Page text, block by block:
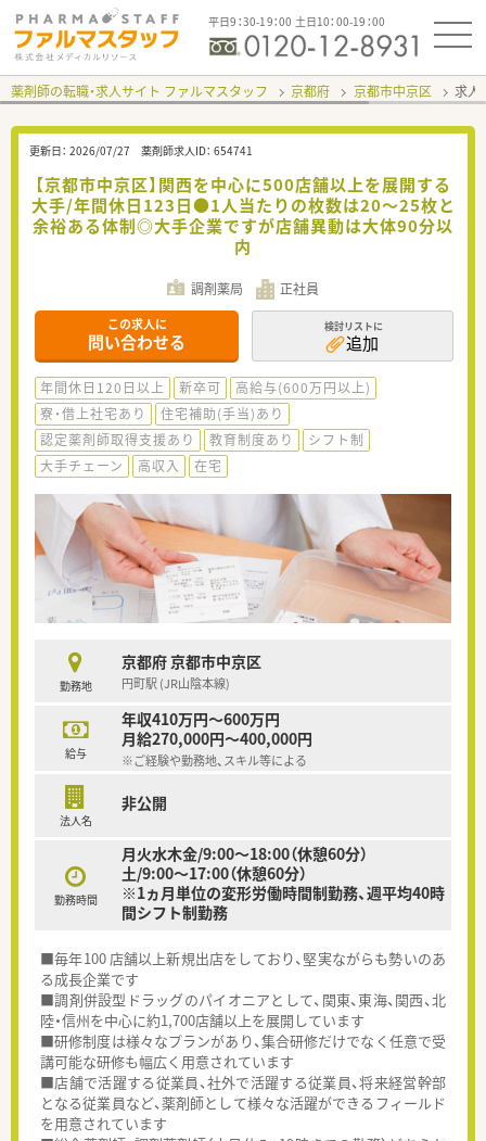
平日9：30-19：00 土日10：00-19：00
薬剤師の転職・求人サイト ファルマスタッフ 京都府 京都市中京区 求人
更新日： 2026/07/27 薬剤師求人ID： 654741
【京都市中京区】関西を中心に500店舗以上を展開する
大手/年間休日123日●1人当たりの枚数は20～25枚と
余裕ある体制◎大手企業ですが店舗異動は大体90分以
内
調剤薬局 正社員
この求人に
問い合わせる
検討リストに
追加
年間休日120日以上 新卒可
高給与(600万円以上)
寮・借上社宅あり
住宅補助(手当)あり
認定薬剤師取得支援あり
教育制度あり
シフト制
大手チェーン
高収入 在宅
勤務地
京都府 京都市中京区
円町駅 (JR山陰本線)
給与
年収410万円～600万円
月給270,000円～400,000円
※ご経験や勤務地、スキル等による
法人名
非公開
勤務時間
月火水木金/9:00～18:00（休憩60分）
土/9:00～17:00（休憩60分）
※1ヵ月単位の変形労働時間制勤務、週平均40時
間シフト制勤務
■毎年100 店舗以上新規出店をしており、堅実ながらも勢いのあ
る成長企業です
■調剤併設型ドラッグのパイオニアとして、関東、東海、関西、北
陸・信州を中心に約1,700店舗以上を展開しています
■研修制度は様々なプランがあり、集合研修だけでなく任意で受
講可能な研修も幅広く用意されています
■店舗で活躍する従業員、社外で活躍する従業員、将来経営幹部
となる従業員など、薬剤師として様々な活躍ができるフィールド
を用意されています